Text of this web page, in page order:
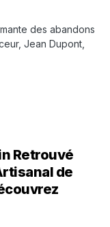
des abandons
Jean Dupont,
Retrouvé
de